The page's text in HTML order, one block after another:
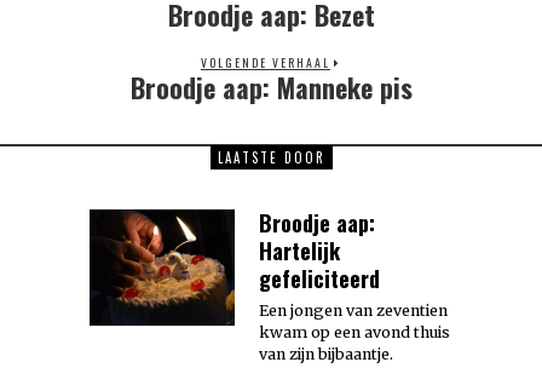
Previous
post:
Broodje aap: Bezet
VOLGENDE VERHAAL
Next
Broodje aap: Manneke pis
LAATSTE DOOR
Broodje aap:
Hartelijk
gefeliciteerd
Een jongen van zeventien
kwam op een avond thuis
van zijn bijbaantje.